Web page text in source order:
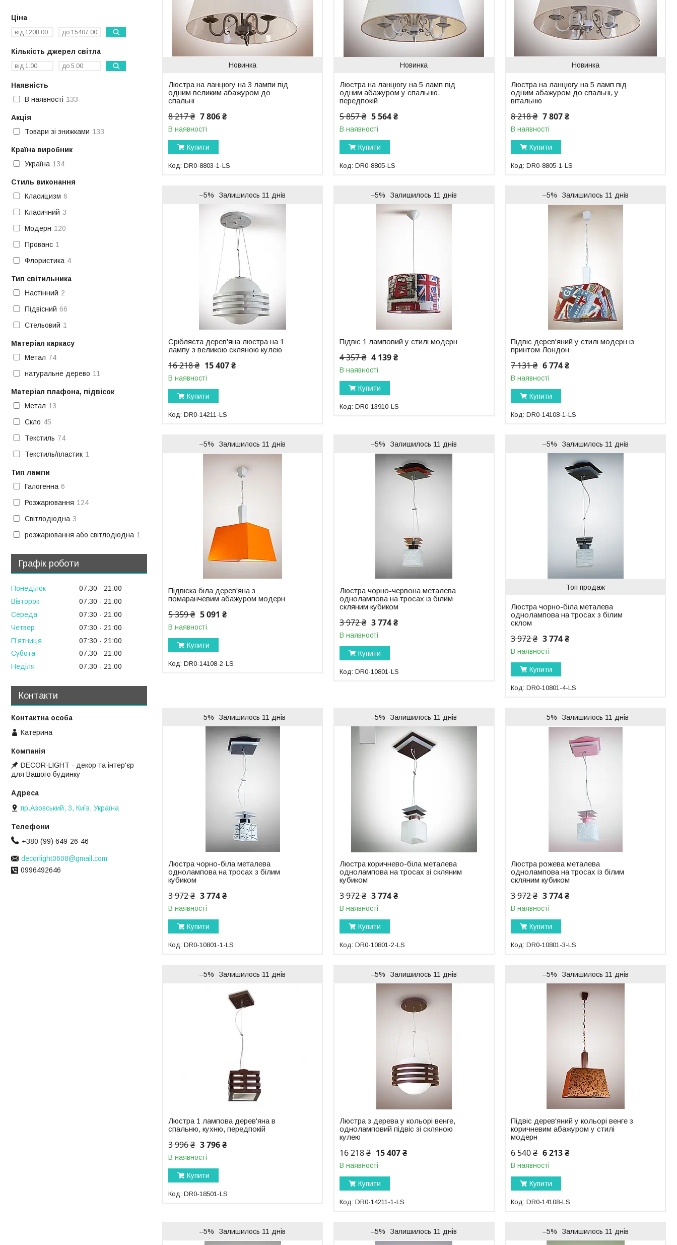
Новинка
Люстра на ланцюгу на 3 лампи під
одним великим абажуром до
спальні
8 217 ₴ 7 806 ₴
В наявності
Купити
DR0-8803-1-LS
Новинка
Люстра на ланцюгу на 5 ламп під
одним абажуром у спальню,
передпокій
5 857 ₴ 5 564 ₴
В наявності
Купити
DR0-8805-LS
Новинка
Люстра на ланцюгу на 5 ламп під
одним абажуром до спальні, у
вітальню
8 218 ₴ 7 807 ₴
В наявності
Купити
DR0-8805-1-LS
–5% Залишилось 11 днів
Срібляста дерев'яна люстра на 1
лампу з великою скляною кулею
16 218 ₴ 15 407 ₴
В наявності
Купити
DR0-14211-LS
–5% Залишилось 11 днів
Підвіс 1 ламповий у стилі модерн
4 357 ₴ 4 139 ₴
В наявності
Купити
DR0-13910-LS
–5% Залишилось 11 днів
Підвіс дерев'яний у стилі модерн із
принтом Лондон
7 131 ₴ 6 774 ₴
В наявності
Купити
DR0-14108-1-LS
–5% Залишилось 11 днів
Підвіска біла дерев'яна з
помаранчевим абажуром модерн
5 359 ₴ 5 091 ₴
В наявності
Купити
DR0-14108-2-LS
–5% Залишилось 11 днів
Люстра чорно-червона металева
однолампова на тросах із білим
скляним кубиком
3 972 ₴ 3 774 ₴
В наявності
Купити
DR0-10801-LS
–5% Залишилось 11 днів
Топ продаж
Люстра чорно-біла металева
однолампова на тросах з білим
склом
3 972 ₴ 3 774 ₴
В наявності
Купити
DR0-10801-4-LS
–5% Залишилось 11 днів
Люстра чорно-біла металева
однолампова на тросах з білим
кубиком
3 972 ₴ 3 774 ₴
В наявності
Купити
DR0-10801-1-LS
–5% Залишилось 11 днів
Люстра коричнево-біла металева
однолампова на тросах зі скляним
кубиком
3 972 ₴ 3 774 ₴
В наявності
Купити
DR0-10801-2-LS
–5% Залишилось 11 днів
Люстра рожева металева
однолампова на тросах із білим
скляним кубиком
3 972 ₴ 3 774 ₴
В наявності
Купити
DR0-10801-3-LS
–5% Залишилось 11 днів
Люстра 1 лампова дерев'яна в
спальню, кухню, передпокій
3 996 ₴ 3 796 ₴
В наявності
Купити
DR0-18501-LS
–5% Залишилось 11 днів
Люстра з дерева у кольорі венге,
одноламповий підвіс зі скляною
кулею
16 218 ₴ 15 407 ₴
В наявності
Купити
DR0-14211-1-LS
–5% Залишилось 11 днів
Підвіс дерев'яний у кольорі венге з
коричневим абажуром у стилі
модерн
6 540 ₴ 6 213 ₴
В наявності
Купити
DR0-14108-LS
–5% Залишилось 11 днів –5% Залишилось 11 днів –5% Залишилось 11 днів
Ціна
Кількість джерел світла
Наявність
В наявності 133
Акція
Товари зі знижками 133
Країна виробник
Україна 134
Стиль виконання
Класицизм 6
Класичний 3
Модерн 120
Прованс 1
Флористика 4
Тип світильника
Настінний 2
Підвісний 66
Стельовий 1
Матеріал каркасу
Метал 74
натуральне дерево 11
Матеріал плафона, підвісок
Метал 13
Скло 45
Текстиль 74
Текстиль/пластик 1
Тип лампи
Галогенна 6
Розжарювання 124
Світлодіодна 3
розжарювання або світлодіодна 1
Графік роботи
Понеділок 07:30
21:00
Вівторок
07:30
21:00
Середа
07:30
21:00
Четвер
07:30
21:00
Пʼятниця
07:30
21:00
Субота
07:30
21:00
Неділя
07:30 21:00
Контакти
Катерина
DECOR-LIGHT - декор та інтер'єр
для Вашого будинку
пр.Азовський, 3, Київ, Україна
+380 (99) 649-26-46
decorlight0608@gmail.com
0996492646